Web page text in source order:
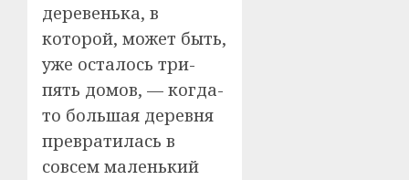
деревенька, в
которой, может быть,
уже осталось три-
пять домов, — когда-
то большая деревня
превратилась в
совсем маленький